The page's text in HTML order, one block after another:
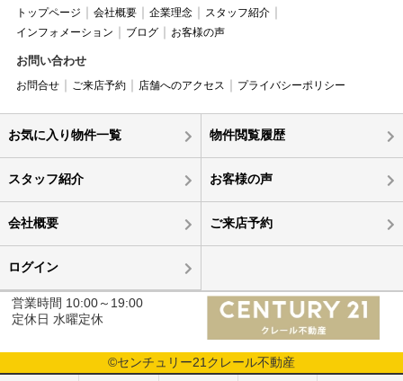
トップページ 会社概要 企業理念
スタッフ紹介
インフォメーション
ブログ お客様の声
お問い合わせ
お問合せ ご来店予約 店舗へのアクセス プライバシーポリシー
お気に入り物件一覧 物件閲覧履歴
スタッフ紹介 お客様の声
会社概要 ご来店予約
ログイン
営業時間 10:00～19:00
定休日 水曜定休
©センチュリー21クレール不動産